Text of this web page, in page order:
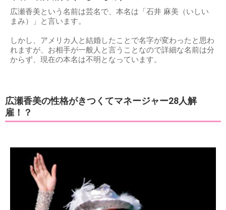
広瀬香美という名前は芸名で、本名は「石井 麻美（いしい
まみ）」と言います。
しかし、アメリカ人と結婚したことで名字が変わったと思わ
れますが、お相手が一般人と言うことなので詳細な名前は分
からず、現在の本名は不明となっています。
広瀬香美の性格がきつくてマネージャー28人解
雇！？